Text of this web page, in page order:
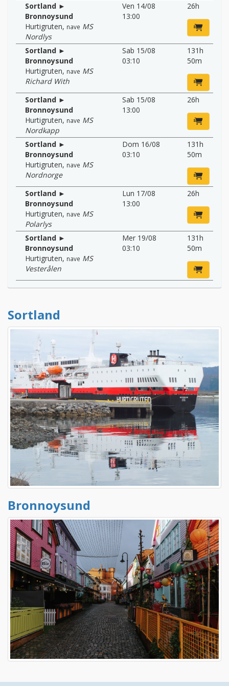
Sortland ►
Bronnoysund
Hurtigruten, nave MS
Nordlys
Ven 14/08
13:00
26h
Sortland ►
Bronnoysund
Hurtigruten, nave MS
Richard With
Sab 15/08
03:10
131h
50m
Sortland ►
Bronnoysund
Hurtigruten, nave MS
Nordkapp
Sab 15/08
13:00
26h
Sortland ►
Bronnoysund
Hurtigruten, nave MS
Nordnorge
Dom 16/08
03:10
131h
50m
Sortland ►
Bronnoysund
Hurtigruten, nave MS
Polarlys
Lun 17/08
13:00
26h
Sortland ►
Bronnoysund
Hurtigruten, nave MS
Vesterålen
Mer 19/08
03:10
131h
50m
Sortland
Bronnoysund